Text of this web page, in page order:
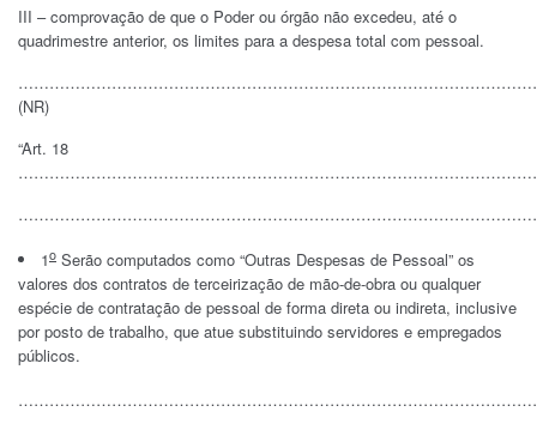
III – comprovação de que o Poder ou órgão não excedeu, até o
quadrimestre anterior, os limites para a despesa total com pessoal.
(NR)
“Art. 18
1o Serão computados como “Outras Despesas de Pessoal” os
valores dos contratos de terceirização de mão-de-obra ou qualquer
espécie de contratação de pessoal de forma direta ou indireta, inclusive
por posto de trabalho, que atue substituindo servidores e empregados
públicos.